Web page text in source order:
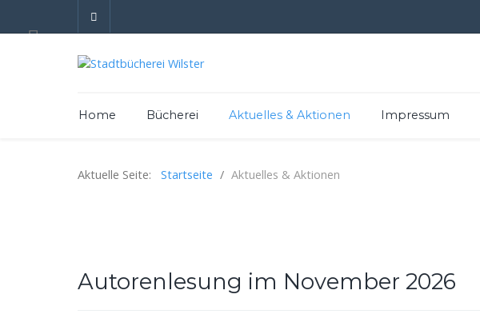
Home Bücherei Aktuelles & Aktionen Impressum
Aktuelle Seite: Startseite Aktuelles & Aktionen
Autorenlesung im November 2026